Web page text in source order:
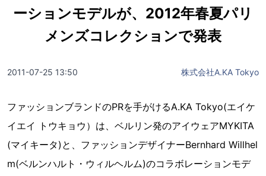
ーションモデルが、2012年春夏パリ
メンズコレクションで発表
2011-07-25 13:50 株式会社A.KA Tokyo
ファッションブランドのPRを手がけるA.KA Tokyo(エイケ
イエイ トウキョウ）は、ベルリン発のアイウェアMYKITA
(マイキータ)と、ファッションデザイナーBernhard Willhel
m(ベルンハルト・ウィルヘルム)のコラボレーションモデ